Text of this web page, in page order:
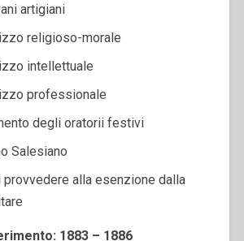
artigiani
religioso-morale
intellettuale
professionale
degli oratorii festivi
Salesiano
provvedere alla esenzione dalla
1883 – 1886